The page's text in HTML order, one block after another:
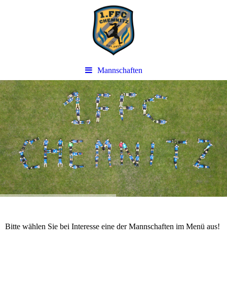
Mannschaften
Bitte wählen Sie bei Interesse eine der Mannschaften im Menü aus!